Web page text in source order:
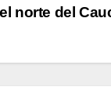
norte del